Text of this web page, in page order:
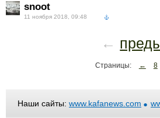
snoot
11 ноября 2018, 09:48
←
Страницы: ← 8
Наши сайты: www.kafanews.com